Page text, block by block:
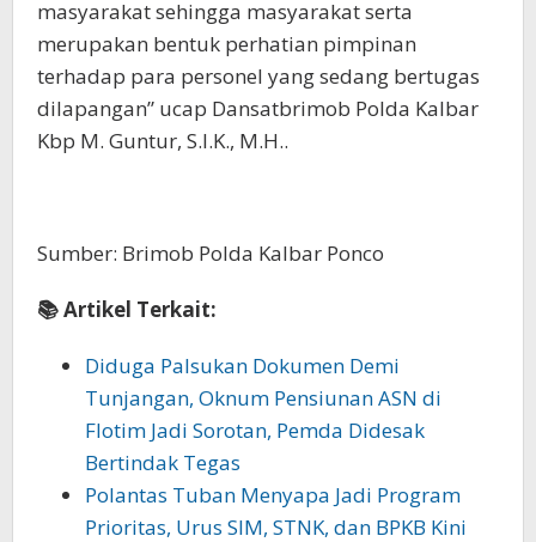
masyarakat sehingga masyarakat serta
merupakan bentuk perhatian pimpinan
terhadap para personel yang sedang bertugas
dilapangan” ucap Dansatbrimob Polda Kalbar
Kbp M. Guntur, S.I.K., M.H..
Sumber: Brimob Polda Kalbar Ponco
📚 Artikel Terkait:
Diduga Palsukan Dokumen Demi
Tunjangan, Oknum Pensiunan ASN di
Flotim Jadi Sorotan, Pemda Didesak
Bertindak Tegas
Polantas Tuban Menyapa Jadi Program
Prioritas, Urus SIM, STNK, dan BPKB Kini